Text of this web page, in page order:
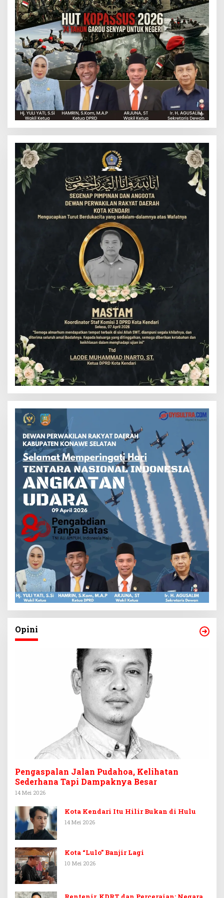
Opini
Pengaspalan Jalan Pudahoa, Kelihatan
Sederhana Tapi Dampaknya Besar
14 Mei 2026
Kota Kendari Itu Hilir Bukan di Hulu
14 Mei 2026
Kota “Lulo” Banjir Lagi
10 Mei 2026